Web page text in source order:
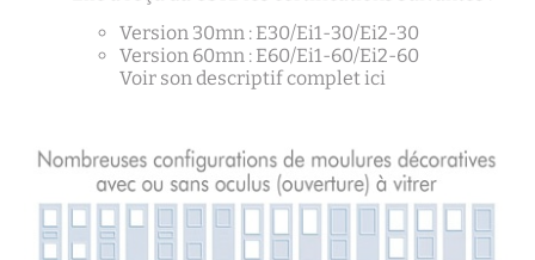
Version 30mn : E30/Ei1-30/Ei2-30
Version 60mn : E60/Ei1-60/Ei2-60
Voir son descriptif complet ici